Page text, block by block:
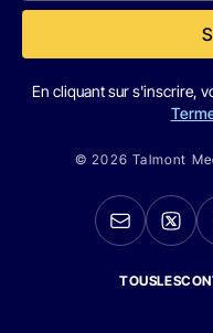
En cliquant sur s'inscrire,
© 2026 Talmont